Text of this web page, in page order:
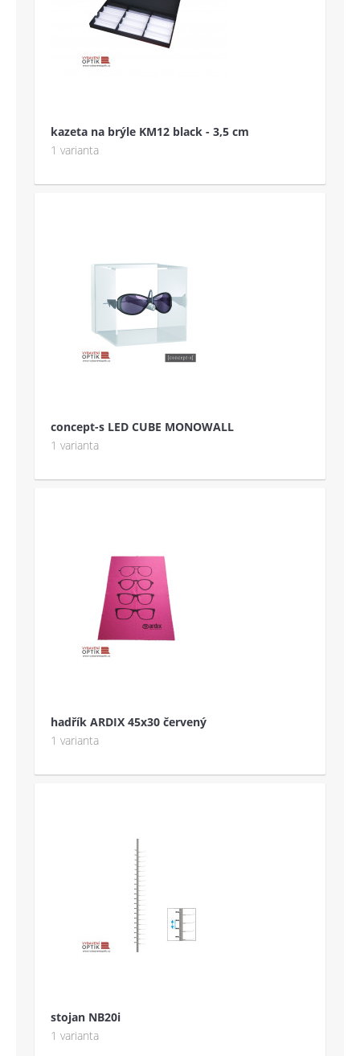
kazeta na brýle KM12 black - 3,5 cm
1 varianta
concept-s LED CUBE MONOWALL
1 varianta
hadřík ARDIX 45x30 červený
1 varianta
stojan NB20i
1 varianta